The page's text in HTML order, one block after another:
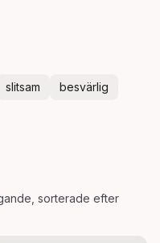
slitsam
besvärlig
, sorterade efter